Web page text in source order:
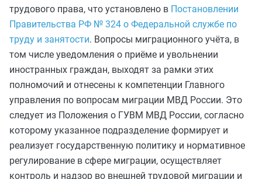
трудового права, что установлено в Постановлении
Правительства РФ № 324 о Федеральной службе по
труду и занятости. Вопросы миграционного учёта, в
том числе уведомления о приёме и увольнении
иностранных граждан, выходят за рамки этих
полномочий и отнесены к компетенции Главного
управления по вопросам миграции МВД России. Это
следует из Положения о ГУВМ МВД России, согласно
которому указанное подразделение формирует и
реализует государственную политику и нормативное
регулирование в сфере миграции, осуществляет
контроль и надзор во внешней трудовой миграции и